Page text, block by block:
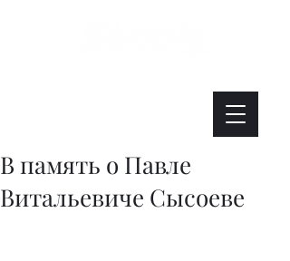
В память о Павле
Витальевиче Сысоеве